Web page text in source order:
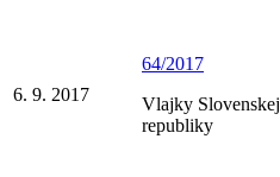
6. 9. 2017
64/2017
Vlajky Slovenskej
republiky